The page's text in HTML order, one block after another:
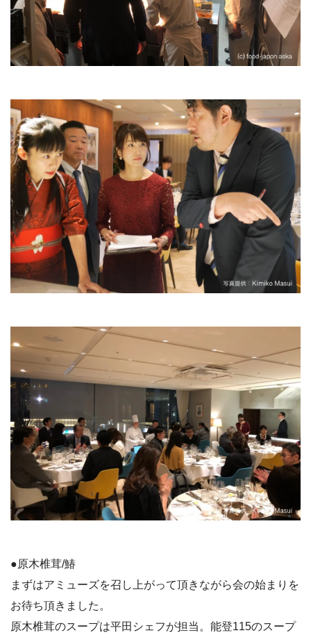
●原木椎茸/鰆
まずはアミューズを召し上がって頂きながら会の始まりを
お待ち頂きました。
原木椎茸のスープは平田シェフが担当。能登115のスープ